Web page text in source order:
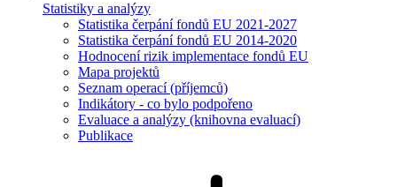
Statistiky a analýzy
Statistika čerpání fondů EU 2021-2027
Statistika čerpání fondů EU 2014-2020
Hodnocení rizik implementace fondů EU
Mapa projektů
Seznam operací (příjemců)
Indikátory - co bylo podpořeno
Evaluace a analýzy (knihovna evaluací)
Publikace